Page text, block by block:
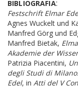
BIBLIOGRAFIA:
Festschrift Elmar
Agnes Wuckelt und
Manfred Görg und
Manfred Bietak,
Akademie der
Patrizia Piacentini,
degli Studi di
Edel, in Atti del V